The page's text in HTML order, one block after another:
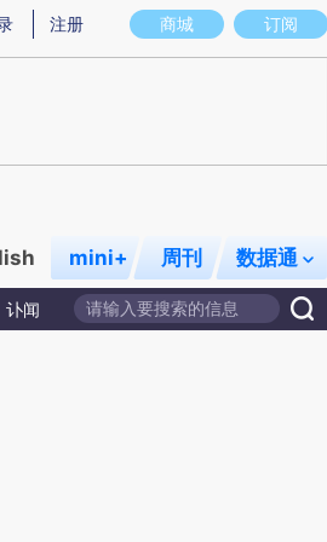
图存在偏差。不代表财新观点和立场。推荐点
商城 订阅
注册
mini+ 周刊 数据通
讣闻